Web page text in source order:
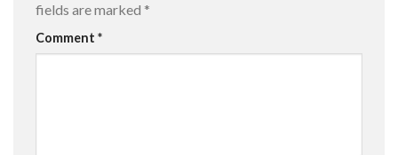
fields are marked *
Comment *